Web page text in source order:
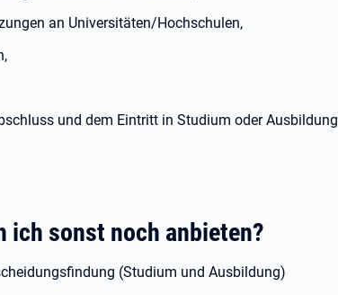
an Universitäten/Hochschulen,
und dem Eintritt in Studium oder Ausbildung
ich sonst noch anbieten?
(Studium und Ausbildung)